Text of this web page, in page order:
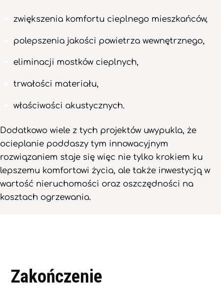
zwiększenia komfortu cieplnego mieszkańców,
polepszenia jakości powietrza wewnętrznego,
eliminacji mostków cieplnych,
trwałości materiału,
właściwości akustycznych.
Dodatkowo wiele z tych projektów uwypukla, że
ocieplanie poddaszy tym innowacyjnym
rozwiązaniem staje się więc nie tylko krokiem ku
lepszemu komfortowi życia, ale także inwestycją w
wartość nieruchomości oraz oszczędności na
kosztach ogrzewania.
Zakończenie